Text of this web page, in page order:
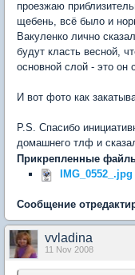
проезжаю
щебень, всё было и
Вакуленко лично
будут класть весной,
основной слой - это он
И вот фото как
P.S. Спасибо
домашнего тлф и
Прикрепленные
IMG_0552_.jpg
Сообщение
vvladina
11 Nov 2008